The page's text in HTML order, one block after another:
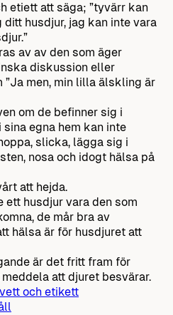
etiett att säga; ”tyvärr kan
husdjur, jag kan inte vara
av av den som äger
diskussion eller
”Ja men, min lilla älskling är
om de befinner sig i
egna hem kan inte
slicka, lägga sig i
nosa och idogt hälsa på
att hejda.
ett husdjur vara den som
de mår bra av
hälsa är för husdjuret att
är det fritt fram för
att djuret besvärar.
och etikett